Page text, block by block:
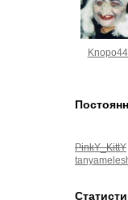
PinkY_KittY